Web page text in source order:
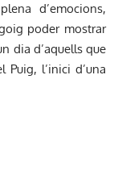
d’emocions,
poder mostrar
dia d’aquells que
l’inici d’una